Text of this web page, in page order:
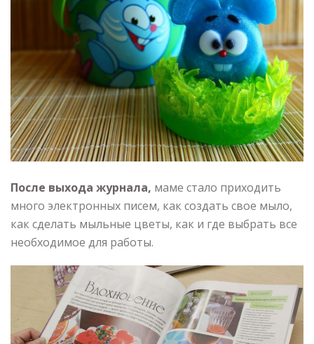
После выхода журнала, маме стало приходить
много электронных писем, как создать свое мыло,
как сделать мыльные цветы, как и где выбрать все
необходимое для работы.